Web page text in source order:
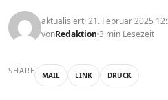
aktualisiert: 21. Februar 2025
vonRedaktion 3 min Lesezeit
SHARE MAIL LINK DRUCK